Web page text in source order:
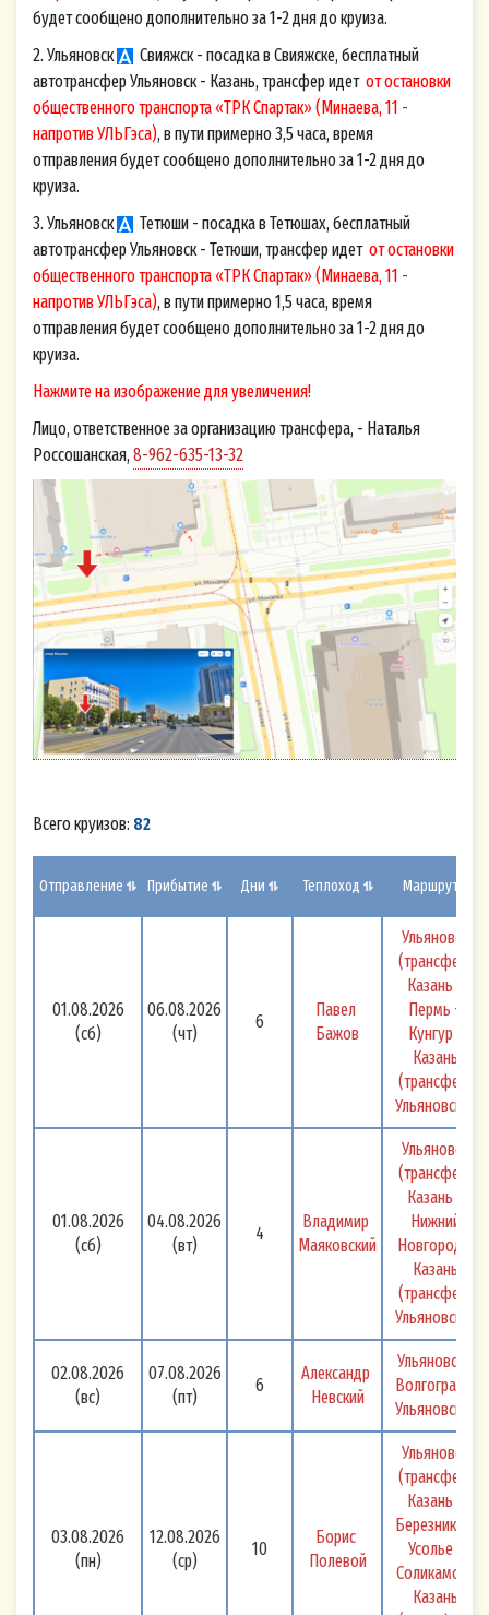
будет сообщено дополнительно за 1-2 дня до круиза.
2. Ульяновск
Свияжск - посадка в Свияжске, бесплатный
автотрансфер Ульяновск - Казань, трансфер идет от остановки
общественного транспорта «ТРК Спартак» (Минаева, 11 -
напротив УЛЬГэса), в пути примерно 3,5 часа, время
отправления будет сообщено дополнительно за 1-2 дня до
круиза.
3. Ульяновск
Тетюши - посадка в Тетюшах, бесплатный
автотрансфер Ульяновск - Тетюши, трансфер идет от остановки
общественного транспорта «ТРК Спартак» (Минаева, 11 -
напротив УЛЬГэса), в пути примерно 1,5 часа, время
отправления будет сообщено дополнительно за 1-2 дня до
круиза.
Нажмите на изображение для увеличения!
Лицо, ответственное за организацию трансфера, - Наталья
Россошанская, 8-962-635-13-32
Всего круизов: 82
Отправление Прибытие Дни Теплоход Маршрут
01.08.2026
(сб)
06.08.2026
(чт)
6
Павел
Бажов
Ульяновск
(трансфер)
Казань -
Пермь +
Кунгур -
Казань
(трансфер)
Ульяновск
01.08.2026
(сб)
04.08.2026
(вт)
4
Владимир
Маяковский
Ульяновск
(трансфер)
Казань -
Нижний
Новгород -
Казань
(трансфер)
Ульяновск
02.08.2026
(вс)
07.08.2026
(пт)
6
Александр
Невский
Ульяновск -
Волгоград -
Ульяновск
03.08.2026
(пн)
12.08.2026
(ср)
10
Борис
Полевой
Ульяновск
(трансфер)
Казань -
Березники +
Усолье -
Соликамск -
Казань